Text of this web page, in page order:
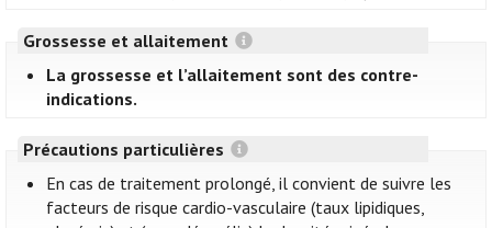
Grossesse et allaitement
La grossesse et l’allaitement sont des contre-
indications.
Précautions particulières
En cas de traitement prolongé, il convient de suivre les
facteurs de risque cardio-vasculaire (taux lipidiques,